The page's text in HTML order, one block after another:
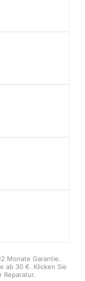
Monate Garantie.
ab 30 €. Klicken Sie
Reparatur.